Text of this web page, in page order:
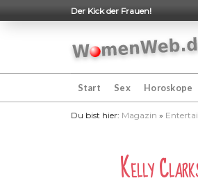
to
Der Kick der Frauen!
Start Sex Horoskope
Du bist hier: Magazin »
Kelly